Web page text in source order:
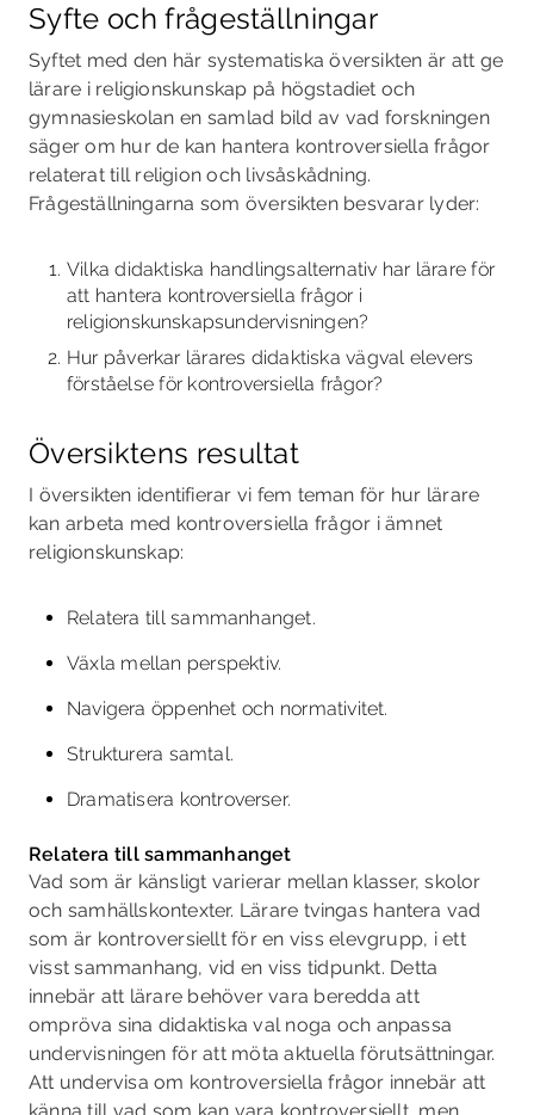
Syfte och frågeställningar
Syftet med den här systematiska översikten är att ge
lärare i religionskunskap på högstadiet och
gymnasieskolan en samlad bild av vad forskningen
säger om hur de kan hantera kontroversi­ella frågor
relaterat till religion och livsåskådning.
Frågeställningarna som översikten besvarar lyder:
Vilka didaktiska handlingsalternativ har lärare för
att hantera kontroversiella frågor i
religionskunskapsundervisningen?
Hur påverkar lärares didaktiska vägval elevers
förståelse för kontroversiella frågor?
Översiktens resultat
I översikten identifierar vi fem teman för hur lärare
kan arbeta med kontroversiella frågor i ämnet
religionskunskap:
Relatera till sammanhanget.
Växla mellan perspektiv.
Navigera öppenhet och normativitet.
Strukturera samtal.
Dramatisera kontroverser.
Relatera till sammanhanget
Vad som är känsligt varierar mellan klasser, skolor
och samhällskontexter. Lärare tvingas hantera vad
som är kontroversiellt för en viss elevgrupp, i ett
visst sammanhang, vid en viss tidpunkt. Detta
innebär att lärare behöver vara beredda att
ompröva sina didaktiska val noga och anpassa
undervisningen för att möta aktuella förutsättningar.
Att undervisa om kontroversiella frågor innebär att